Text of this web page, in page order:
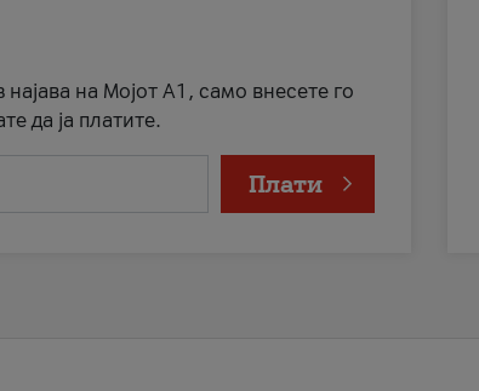
на Мојот А1, само внесете го
да ја платите.
Плати